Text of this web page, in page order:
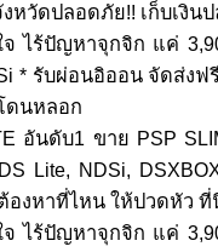
หวัดปลอดภัย!! เก็บเงิน
ไร้ปัญหาจุกจิก แค่
* รับผ่อนอิออน จัดส่ง
ดนหลอก
อันดับ1 ขาย PSP
Lite, NDSi,
องหาที่ไหน ให้ปวดหัว
ไร้ปัญหาจุกจิก แค่